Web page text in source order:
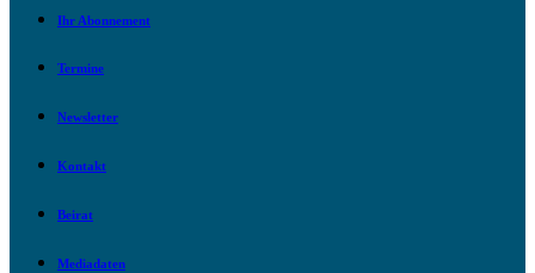
Ihr Abonnement
Termine
Newsletter
Kontakt
Beirat
Mediadaten